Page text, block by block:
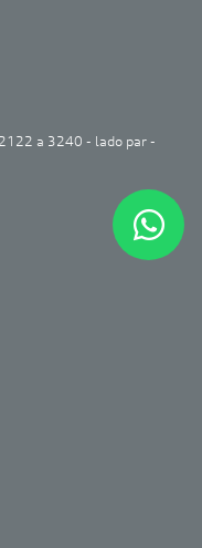
a 3240 - lado par -